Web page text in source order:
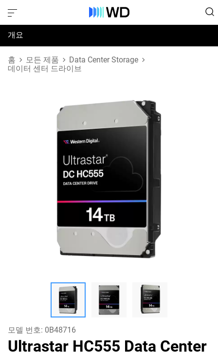
개요
사양
홈 모든 제품
Data Center Storage
데이터 센터 드라이브
모델 번호: 0B48716
Ultrastar HC555 Data Center